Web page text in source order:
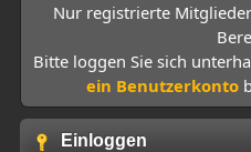
Nur registrierte
Bitte loggen Sie sich
ein Benutzerkonto
Einloggen